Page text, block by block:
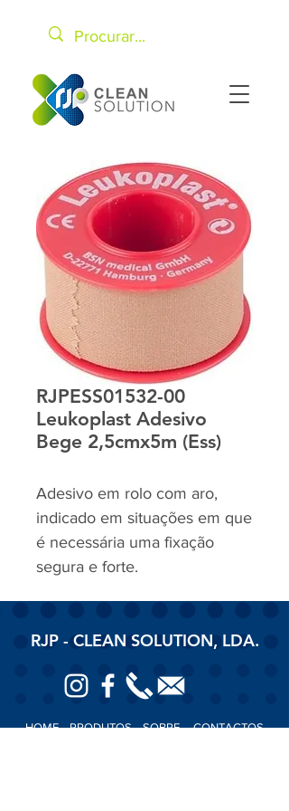
RJPESS01532-00
Leukoplast Adesivo
Bege 2,5cmx5m (Ess)
Adesivo em rolo com aro,
indicado em situações em que
é necessária uma fixação
segura e forte.
RJP - CLEAN SOLUTION, LDA.
HOMEPRODUTOSSOBRE CONTACTOS